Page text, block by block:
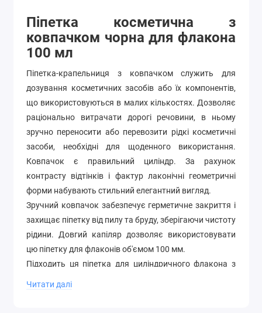
Піпетка косметична з
ковпачком чорна для флакона
100 мл
Піпетка-крапельниця з ковпачком служить для
дозування косметичних засобів або їх компонентів,
що використовуються в малих кількостях. Дозволяє
раціонально витрачати дорогі речовини, в ньому
зручно переносити або перевозити рідкі косметичні
засоби, необхідні для щоденного використання.
Ковпачок є правильний циліндр. За рахунок
контрасту відтінків і фактур лаконічні геометричні
форми набувають стильний елегантний вигляд.
Зручний ковпачок забезпечує герметичне закриття і
захищає піпетку від пилу та бруду, зберігаючи чистоту
рідини. Довгий капіляр дозволяє використовувати
цю піпетку для флаконів об'ємом 100 мм.
Підходить ця піпетка для циліндричного флакона з
Читати далі